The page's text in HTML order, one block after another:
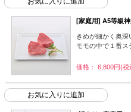
[家庭用] A5等級
きめが細かく奥深
モモの中で１番ス
価格： 6,800円(税